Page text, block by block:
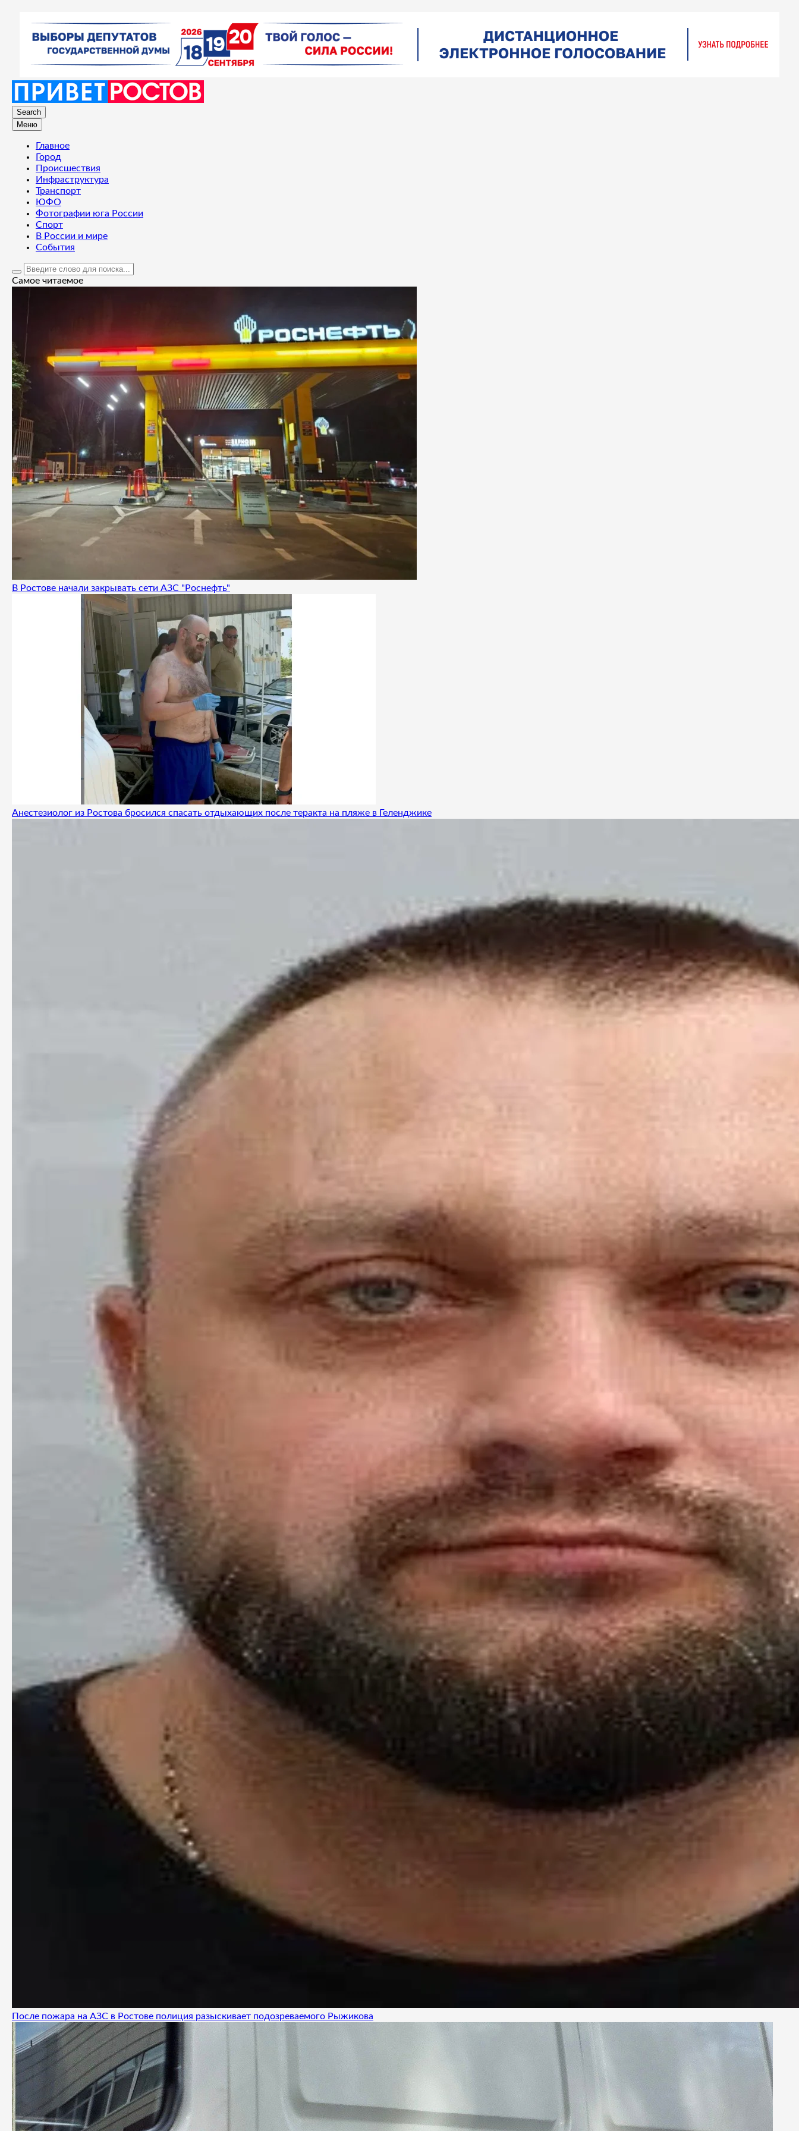
Search
Меню
Главное
Город
Происшествия
Инфраструктура
Транспорт
ЮФО
Фотографии юга России
Спорт
В России и мире
События
Самое читаемое
В Ростове начали закрывать сети АЗС "Роснефть"
Анестезиолог из Ростова бросился спасать отдыхающих после теракта на пляже в Геленджике
После пожара на АЗС в Ростове полиция разыскивает подозреваемого Рыжикова